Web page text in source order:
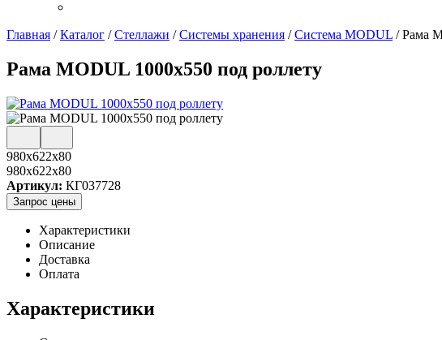
Главная /Каталог /Стеллажи /Системы хранения /Система MODUL /Рама
Рама MODUL 1000х550 под роллету
980х622х80
980x622x80
Артикул: КГ037728
Запрос цены
Характеристики
Описание
Доставка
Оплата
Характеристики